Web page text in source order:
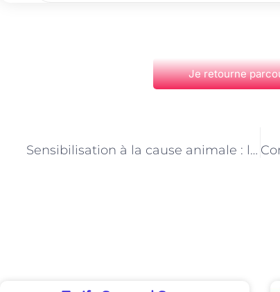
Je retourne
Sensibilisation à la cause animale : l’importance du travail des Responsables de refuge à Paris